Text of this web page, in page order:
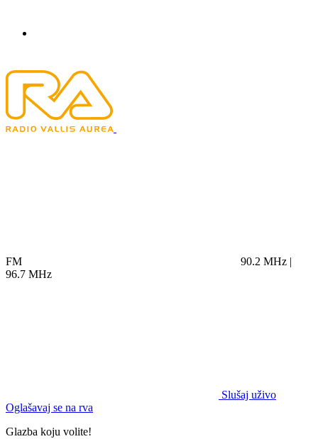
FM
90.2 MHz |
96.7 MHz
Slušaj uživo
Oglašavaj se na rva
Glazba koju volite!